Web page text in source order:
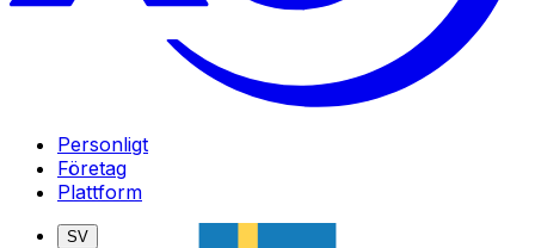
Personligt
Företag
Plattform
SV